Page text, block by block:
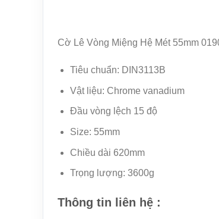
Cờ Lê Vòng Miệng Hệ Mét 55mm
Tiêu chuẩn: DIN3113B
Vật liệu: Chrome vanadium
Đầu vòng lệch 15 độ
Size: 55mm
Chiều dài 620mm
Trọng lượng: 3600g
Thông tin liên hệ :